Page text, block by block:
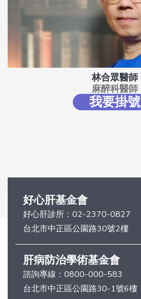
林合眾醫師
麻醉科醫師
我要掛號
好心肝基金會
好心肝診所： 02-2370-0827
台北市中正區公園路30號2樓
肝病防治學術基金會
諮詢專線： 0800-000-583
台北市中正區公園路30-1號6樓